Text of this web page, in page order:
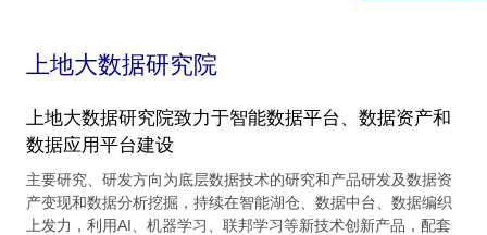
上地大数据研究院
上地大数据研究院致力于智能数据平台、数据资产和
数据应用平台建设
主要研究、研发方向为底层数据技术的研究和产品研发及数据资
产变现和数据分析挖掘，持续在智能湖仓、数据中台、数据编织
上发力，利用AI、机器学习、联邦学习等新技术创新产品，配套